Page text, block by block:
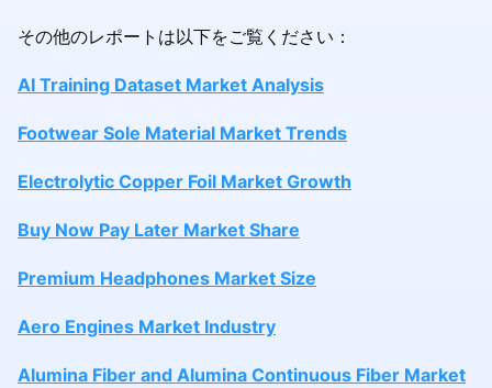
その他のレポートは以下をご覧ください：
AI Training Dataset Market Analysis
Footwear Sole Material Market Trends
Electrolytic Copper Foil Market Growth
Buy Now Pay Later Market Share
Premium Headphones Market Size
Aero Engines Market Industry
Alumina Fiber and Alumina Continuous Fiber Market